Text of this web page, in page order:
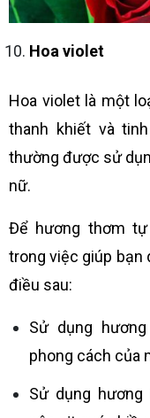
Hoa violet
Hoa violet là một
thanh khiết và
thường được sử
nữ.
Để hương thơm
trong việc giúp bạn
điều sau:
Sử dụng
phong cách của
Sử dụng